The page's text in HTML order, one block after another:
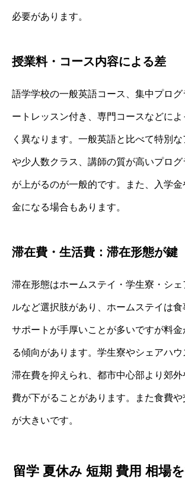
必要があります。
授業料・コース内容による差
語学学校の一般英語コース、集中プロ
ートレッスン付き、専門コースなどによ
く異なります。一般英語と比べて特別
や少人数クラス、講師の質が高いプロ
が上がるのが一般的です。また、入学
金になる場合もあります。
滞在費・生活費：滞在形態が鍵
滞在形態はホームステイ・学生寮・シ
ルなど選択肢があり、ホームステイは
サポートが手厚いことが多いですが料
る傾向があります。学生寮やシェアハウ
滞在費を抑えられ、都市中心部より郊
費が下がることがあります。また食費
が大きいです。
留学 夏休み 短期 費用 相場